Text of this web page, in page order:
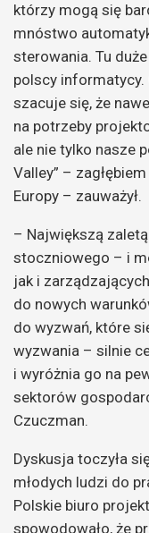
którzy mogą się
mnóstwo
sterowania. Tu
polscy
szacuje się, że
na potrzeby
ale nie tylko nasze
Valley” –
Europy – zauważył.
– Największą
stoczniowego – i
jak i
do nowych
do wyzwań, które
wyzwania – silnie
i wyróżnia go na
sektorów
Czuczman.
Dyskusja toczyła
młodych ludzi do
Polskie biuro
spowodowało, że